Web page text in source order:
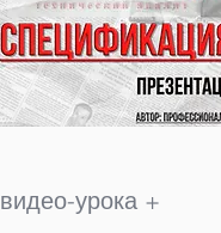
урока +